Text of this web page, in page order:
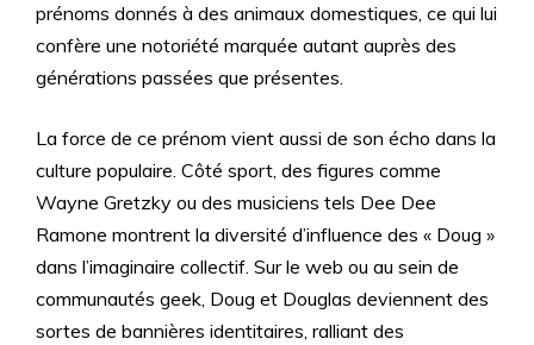
prénoms donnés à des animaux domestiques, ce qui lui
confère une notoriété marquée autant auprès des
générations passées que présentes.
La force de ce prénom vient aussi de son écho dans la
culture populaire. Côté sport, des figures comme
Wayne Gretzky ou des musiciens tels Dee Dee
Ramone montrent la diversité d’influence des « Doug »
dans l’imaginaire collectif. Sur le web ou au sein de
communautés geek, Doug et Douglas deviennent des
sortes de bannières identitaires, ralliant des